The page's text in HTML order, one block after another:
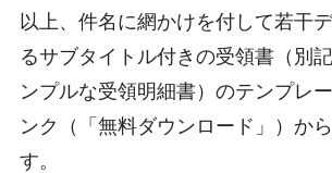
以上、件名に網かけを付して若干
るサブタイトル付きの受領書（別
ンプルな受領明細書）のテンプレ
ンク（「無料ダウンロード」）か
す。